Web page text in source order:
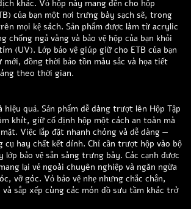
khác. Vỏ hộp này mang đến cho hộp
của bạn một nơi trưng bày sạch sẽ, trong
mọi kệ sách. Sản phẩm được làm từ acrylic
chống ngả vàng và bảo vệ hộp của bạn khỏi
(UV). Lớp bảo vệ giúp giữ cho ETB của bạn
mới, đồng thời bảo tồn màu sắc và họa tiết
theo thời gian.
hiệu quả. Sản phẩm dễ dàng trượt lên Hộp Tập
khít, giữ cố định hộp một cách an toàn mà
Việc lắp đặt nhanh chóng và dễ dàng —
cụ hay chất kết dính. Chỉ cần trượt hộp vào bộ
lớp bảo vệ sẵn sàng trưng bày. Các cạnh được
lại vẻ ngoài chuyên nghiệp và ngăn ngừa
vỡ góc. Vỏ bảo vệ nhẹ nhưng chắc chắn,
sắp xếp cùng các món đồ sưu tầm khác trở